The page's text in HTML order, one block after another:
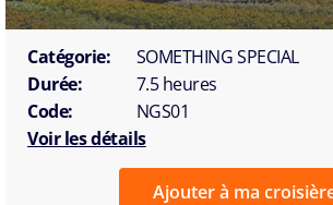
Catégorie:
SOMETHING SPECIAL
Durée:
7.5 heures
Code:
NGS01
Voir les détails
Ajouter à ma